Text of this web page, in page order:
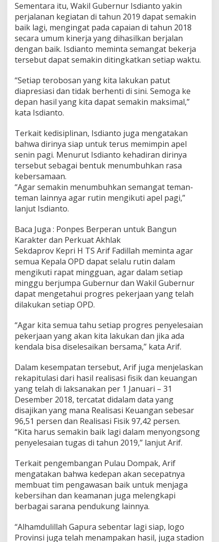
Sementara itu, Wakil Gubernur Isdianto yakin
perjalanan kegiatan di tahun 2019 dapat semakin
baik lagi, mengingat pada capaian di tahun 2018
secara umum kinerja yang dihasilkan berjalan
dengan baik. Isdianto meminta semangat bekerja
tersebut dapat semakin ditingkatkan setiap waktu.
“Setiap terobosan yang kita lakukan patut
diapresiasi dan tidak berhenti di sini. Semoga ke
depan hasil yang kita dapat semakin maksimal,”
kata Isdianto.
Terkait kedisiplinan, Isdianto juga mengatakan
bahwa dirinya siap untuk terus memimpin apel
senin pagi. Menurut Isdianto kehadiran dirinya
tersebut sebagai bentuk menumbuhkan rasa
kebersamaan.
“Agar semakin menumbuhkan semangat teman-
teman lainnya agar rutin mengikuti apel pagi,”
lanjut Isdianto.
Baca Juga : Ponpes Berperan untuk Bangun
Karakter dan Perkuat Akhlak
Sekdaprov Kepri H TS Arif Fadillah meminta agar
semua Kepala OPD dapat selalu rutin dalam
mengikuti rapat mingguan, agar dalam setiap
minggu berjumpa Gubernur dan Wakil Gubernur
dapat mengetahui progres pekerjaan yang telah
dilakukan setiap OPD.
“Agar kita semua tahu setiap progres penyelesaian
pekerjaan yang akan kita lakukan dan jika ada
kendala bisa diselesaikan bersama,” kata Arif.
Dalam kesempatan tersebut, Arif juga menjelaskan
rekapitulasi dari hasil realisasi fisik dan keuangan
yang telah di laksanakan per 1 Januari – 31
Desember 2018, tercatat didalam data yang
disajikan yang mana Realisasi Keuangan sebesar
96,51 persen dan Realisasi Fisik 97,42 persen.
“Kita harus semakin baik lagi dalam menyongsong
penyelesaian tugas di tahun 2019,” lanjut Arif.
Terkait pengembangan Pulau Dompak, Arif
mengatakan bahwa kedepan akan secepatnya
membuat tim pengawasan baik untuk menjaga
kebersihan dan keamanan juga melengkapi
berbagai sarana pendukung lainnya.
“Alhamdulillah Gapura sebentar lagi siap, logo
Provinsi juga telah menampakan hasil, juga stadion